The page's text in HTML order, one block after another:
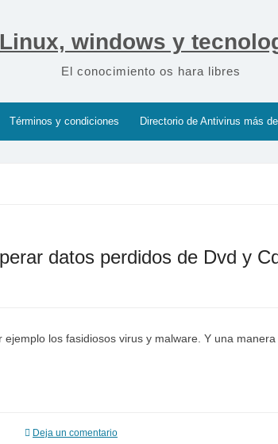
Linux, windows y
El conocimiento os hara libres
Términos y condiciones Directorio de Antivirus más
datos perdidos de Dvd y
los fasidiosos virus y malware. Y una
Deja un comentario